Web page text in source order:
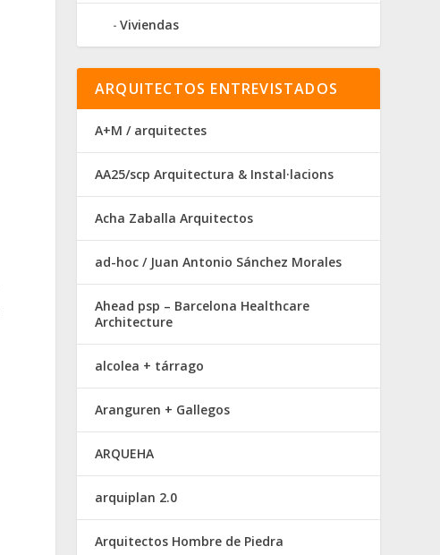
Viviendas
ARQUITECTOS ENTREVISTADOS
A+M / arquitectes
AA25/scp Arquitectura & Instal·lacions
Acha Zaballa Arquitectos
ad-hoc / Juan Antonio Sánchez Morales
Ahead psp – Barcelona Healthcare
Architecture
alcolea + tárrago
Aranguren + Gallegos
ARQUEHA
arquiplan 2.0
Arquitectos Hombre de Piedra